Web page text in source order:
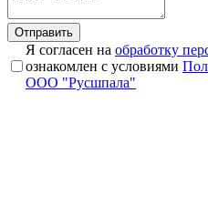
Отправить
Я согласен на обработку
ознакомлен с условиями
ООО "Русшпала"